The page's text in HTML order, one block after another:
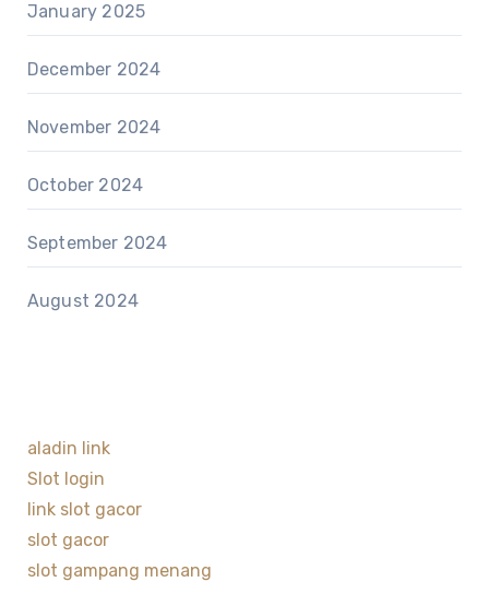
January 2025
December 2024
November 2024
October 2024
September 2024
August 2024
aladin link
Slot login
link slot gacor
slot gacor
slot gampang menang